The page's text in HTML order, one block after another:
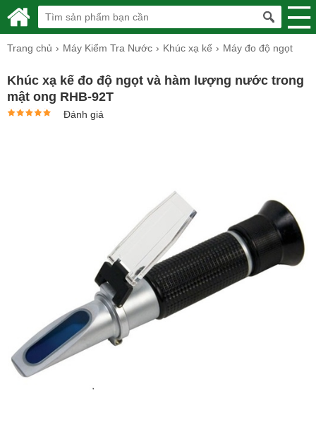
Trang chủ Máy Kiểm Tra Nước Khúc xạ kế Máy đo độ ngọt
Khúc xạ kế đo độ ngọt và hàm lượng nước trong
mật ong RHB-92T
Đánh giá